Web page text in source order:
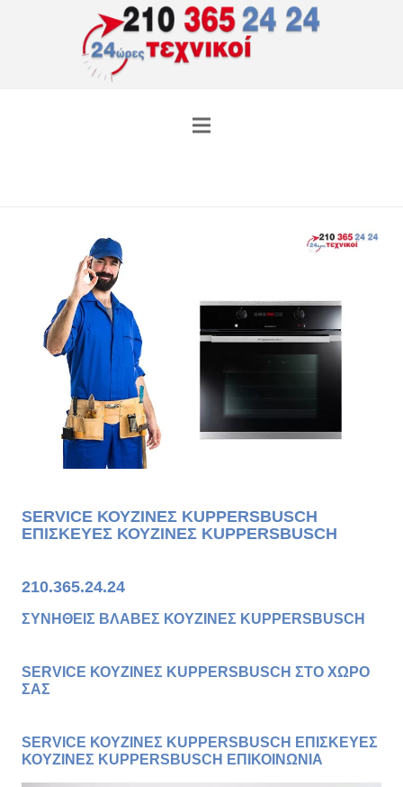
SERVICE ΚΟΥΖΙΝΕΣ KUPPERSBUSCH
ΕΠΙΣΚΕΥΕΣ ΚΟΥΖΙΝΕΣ KUPPERSBUSCH
210.365.24.24
ΣΥΝΗΘΕΙΣ ΒΛΑΒΕΣ ΚΟΥΖΙΝΕΣ KUPPERSBUSCH
SERVICE ΚΟΥΖΙΝΕΣ KUPPERSBUSCH ΣΤΟ ΧΩΡΟ
ΣΑΣ
SERVICE ΚΟΥΖΙΝΕΣ KUPPERSBUSCH ΕΠΙΣΚΕΥΕΣ
ΚΟΥΖΙΝΕΣ KUPPERSBUSCH ΕΠΙΚΟΙΝΩΝΙΑ